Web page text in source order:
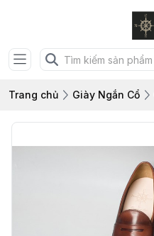
Trang chủ Giày Ngắn Cổ